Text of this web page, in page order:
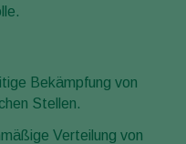
Bekämpfung von
Stellen.
Verteilung von